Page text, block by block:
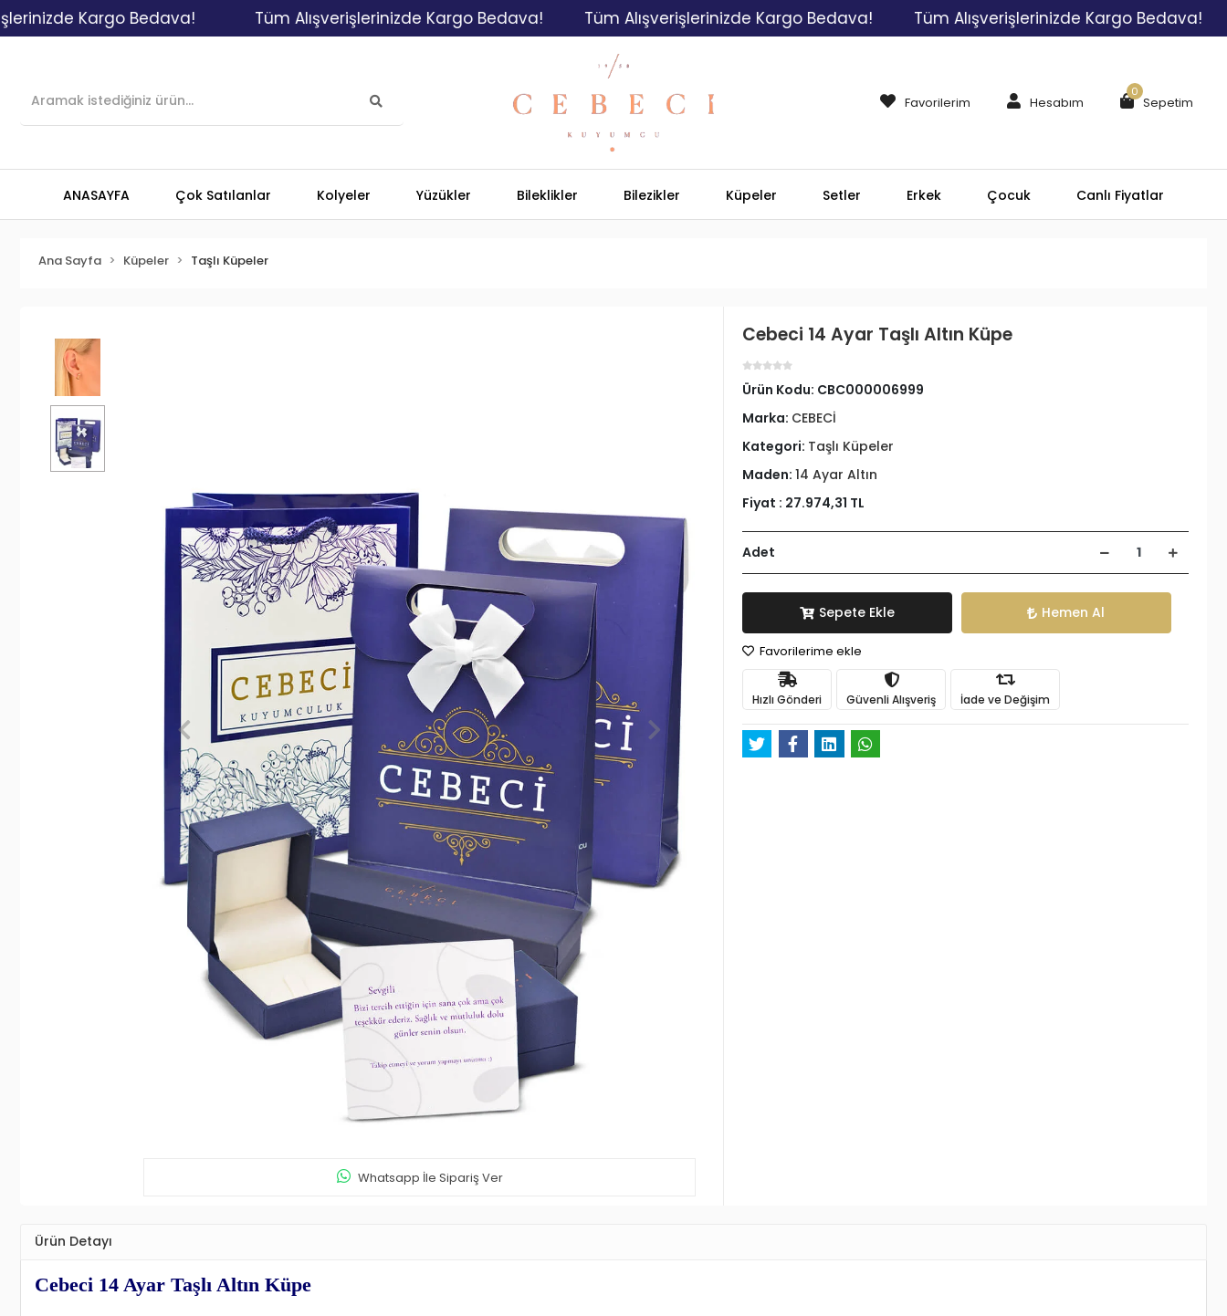
Kargo Bedava! Tüm Alışverişlerinizde Kargo Bedava! Tüm Alışverişlerinizde Kargo Bedava! Tüm Alışverişlerinizde Kargo Bedava!
Favorilerim Hesabım Sepetim
0
ANASAYFA Çok Satılanlar Kolyeler Yüzükler Bileklikler Bilezikler Küpeler Setler Erkek Çocuk Canlı Fiyatlar
Ana Sayfa Küpeler Taşlı Küpeler
Whatsapp İle Sipariş Ver
Cebeci 14 Ayar Taşlı Altın Küpe
Ürün Kodu: CBC000006999
Marka: CEBECİ
Kategori: Taşlı Küpeler
Maden: 14 Ayar Altın
Fiyat : 27.974,31 TL
Adet
Sepete Ekle Hemen Al
Favorilerime ekle
Hızlı Gönderi Güvenli Alışveriş İade ve Değişim
Ürün Detayı
Cebeci 14 Ayar Taşlı Altın Küpe